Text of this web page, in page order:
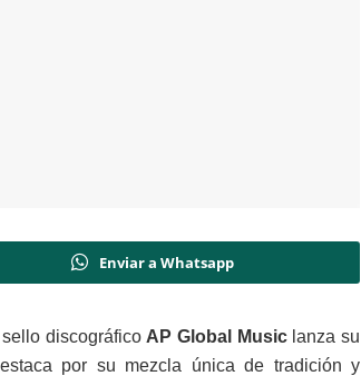
Enviar a Whatsapp
discográfico AP Global Musiclanza su
por su mezcla única de tradición y